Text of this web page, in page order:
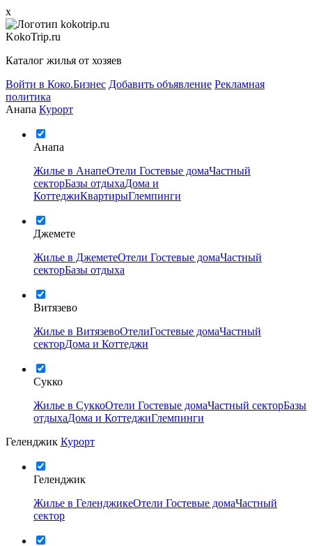
x
KokoTrip.ru
Каталог жилья от хозяев
Войти в Коко.Бизнес Добавить объявление Рекламная
политика
Анапа Курорт
Анапа
Жилье в АнапеОтели Гостевые домаЧастный
секторБазы отдыхаДома и
КоттеджиКвартирыГлемпинги
Джемете
Жилье в ДжеметеОтели Гостевые домаЧастный
секторБазы отдыха
Витязево
Жилье в ВитязевоОтелиГостевые домаЧастный
секторДома и Коттеджи
Сукко
Жилье в СуккоОтели Гостевые домаЧастный секторБазы
отдыхаДома и КоттеджиГлемпинги
Геленджик Курорт
Геленджик
Жилье в ГеленджикеОтели Гостевые домаЧастный
сектор